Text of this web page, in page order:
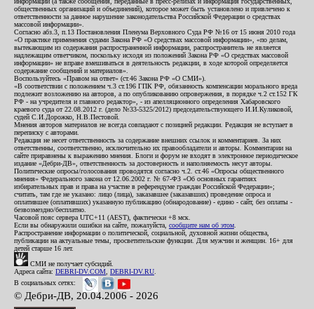
общественных организаций и объединений), которое может быть установлено и привлечено к
ответственности за данное нарушение законодательства Российской Федерации о средствах
массовой информации».
Согласно абз.3, п.13 Постановления Пленума Верховного Суда РФ №16 от 15 июня 2010 года
«О практике применения судами Закона РФ «О средствах массовой информации», «по делам,
вытекающим из содержания распространенной информации, распространитель не является
надлежащим ответчиком, поскольку исходя из положений Закона РФ «О средствах массовой
информации» не вправе вмешиваться в деятельность редакции, в ходе которой определяется
содержание сообщений и материалов».
Воспользуйтесь «Правом на ответ» (ст.46 Закона РФ «О СМИ»).
«В соответствии с положением ч.3 ст.196 ГПК РФ, обязанность компенсации морального вреда
подлежит возложению на авторов, а по опубликованию опровержения, в порядке ч.2 ст.152 ГК
РФ - на учредителя и главного редактор», - из апелляционного определения Хабаровского
краевого суда от 22.08.2012 г. (дело №33-5325/2012) председательствующего И.И.Куликовой,
судей С.И.Дорожко, Н.В.Пестовой.
Мнения авторов материалов не всегда совпадают с позицией редакции. Редакция не вступает в
переписку с авторами.
Редакция не несет ответственность за содержание внешних ссылок и комментариев. За них
ответственны, соответственно, исключительно их правообладатели и авторы. Комментарии на
сайте приравнены к выражению мнения. Блоги и форум не входят в электронное периодическое
издание «Дебри-ДВ», ответственность за достоверность и наполняемость несут авторы.
Политические опросы/голосования проводятся согласно ч.2. ст.46 «Опросы общественного
мнения» Федерального закона от 12.06.2002 г. № 67-ФЗ «Об основных гарантиях
избирательных прав и права на участие в референдуме граждан Российской Федерации»;
считать, там где не указано: лицо (лица), заказавшее (заказавших) проведение опроса и
оплатившее (оплативших) указанную публикацию (обнародование) - едино - сайт, без оплаты -
безвозмездно/бесплатно.
Часовой пояс сервера UTC+11 (AEST), фактически +8 мск.
Если вы обнаружили ошибки на сайте, пожалуйста, сообщите нам об этом
Распространение информации о политической, социальной, духовной жизни общества,
публикации на актуальные темы, просветительские функции. Для мужчин и женщин. 16+ для
детей старше 16 лет.
СМИ не получает субсидий.
Адреса сайта: DEBRI-DV.COM DEBRI-DV.RU
В социальных сетях:
© Дебри-ДВ, 20.04.2006 - 2026